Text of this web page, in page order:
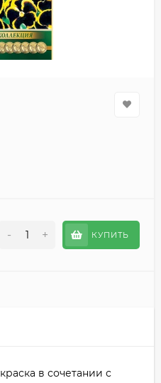
- + КУПИТЬ
в сочетании с